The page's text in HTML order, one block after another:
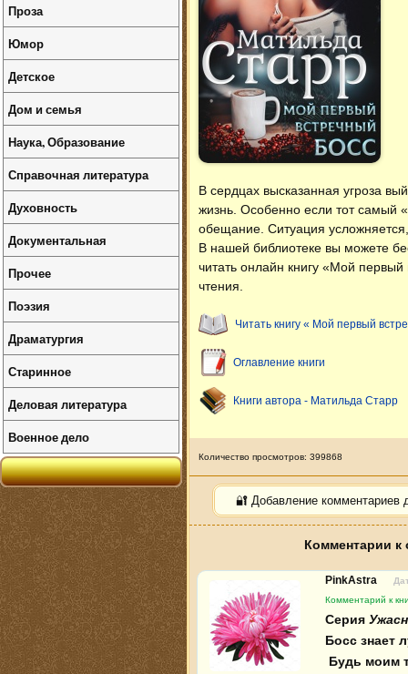
В сердцах высказанная угроза
жизнь. Особенно если тот самый
обещание. Ситуация
В нашей библиотеке вы можете
читать онлайн книгу «Мой
чтения.
Читать книгу « Мой первый
Оглавление книги
Книги автора - Матильда Старр
Количество просмотров: 399868
🔐 Добавление комментариев
Комментарии к
PinkAstra
Комментарий к
Серия
Босс знает
Будь моим
Проза
Юмор
Детское
Дом и семья
Наука, Образование
Справочная литература
Духовность
Документальная
Прочее
Поэзия
Драматургия
Старинное
Деловая литература
Военное дело